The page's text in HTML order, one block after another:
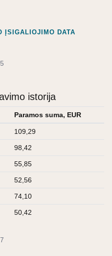
ĮSIGALIOJIMO DATA
istorija
Paramos suma, EUR
109,29
98,42
55,85
52,56
74,10
50,42